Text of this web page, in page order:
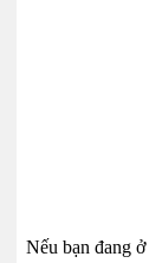
Nếu bạn đang ở